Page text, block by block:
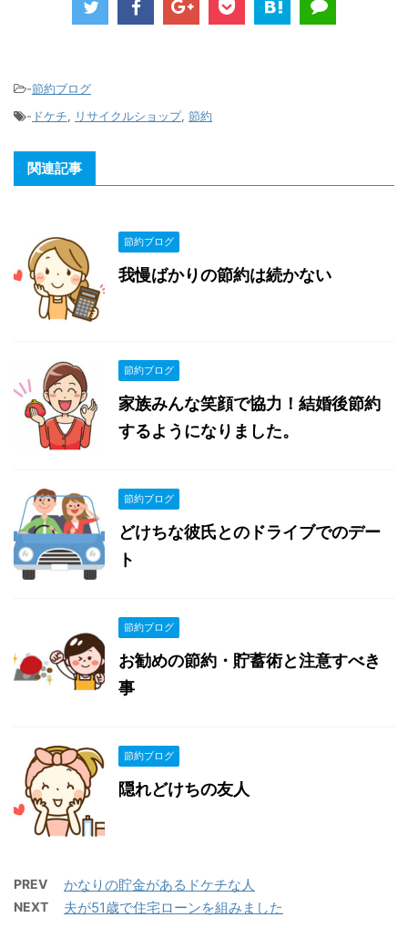
-節約ブログ
- ドケチ, リサイクルショップ, 節約
関連記事
節約ブログ
我慢ばかりの節約は続かない
節約ブログ
家族みんな笑顔で協力！結婚後節約
するようになりました。
節約ブログ
どけちな彼氏とのドライブでのデー
ト
節約ブログ
お勧めの節約・貯蓄術と注意すべき
事
節約ブログ
隠れどけちの友人
PREV かなりの貯金があるドケチな人
NEXT 夫が51歳で住宅ローンを組みました